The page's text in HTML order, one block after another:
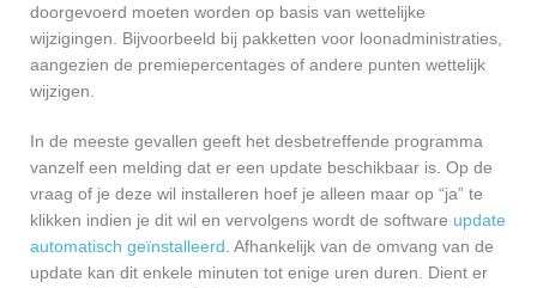
doorgevoerd moeten worden op basis van wettelijke
wijzigingen. Bijvoorbeeld bij pakketten voor loonadministraties,
aangezien de premiepercentages of andere punten wettelijk
wijzigen.
In de meeste gevallen geeft het desbetreffende programma
vanzelf een melding dat er een update beschikbaar is. Op de
vraag of je deze wil installeren hoef je alleen maar op “ja” te
klikken indien je dit wil en vervolgens wordt de software update
automatisch geïnstalleerd . Afhankelijk van de omvang van de
update kan dit enkele minuten tot enige uren duren. Dient er